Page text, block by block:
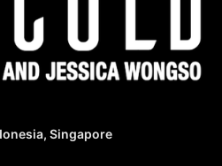
un
Singapore